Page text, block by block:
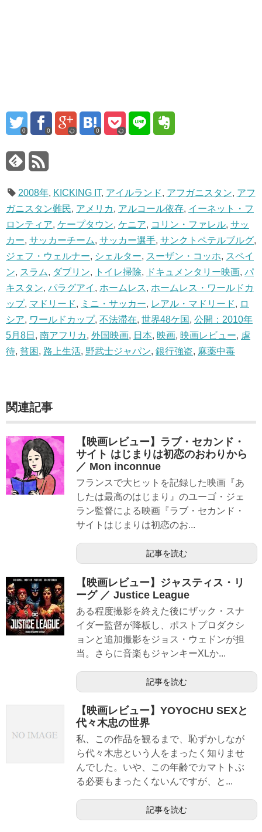
0 0 0
2008年, KICKING IT, アイルランド, アフガニスタン, アフ
ガニスタン難民, アメリカ, アルコール依存, イーネット・フ
ロンティア, ケープタウン, ケニア, コリン・ファレル, サッ
カー, サッカーチーム, サッカー選手, サンクトペテルブルグ,
ジェフ・ウェルナー, シェルター, スーザン・コッホ, スペイ
ン, スラム, ダブリン, トイレ掃除, ドキュメンタリー映画, パ
キスタン, パラグアイ , ホームレス, ホームレス・ワールドカ
ップ, マドリード, ミニ・サッカー, レアル・マドリード, ロ
シア, ワールドカップ, 不法滞在, 世界48ケ国 , 公開：2010年
5月8日 , 南アフリカ, 外国映画, 日本, 映画, 映画レビュー, 虐
待, 貧困 , 路上生活, 野武士ジャパン, 銀行強盗, 麻薬中毒
関連記事
【映画レビュー】ラブ・セカンド・
サイト はじまりは初恋のおわりから
／ Mon inconnue
フランスで大ヒットを記録した映画『あ
したは最高のはじまり』のユーゴ・ジェ
ラン監督による映画『ラブ・セカンド・
サイトはじまりは初恋のお...
記事を読む
【映画レビュー】ジャスティス・リ
ーグ ／ Justice League
ある程度撮影を終えた後にザック・スナ
イダー監督が降板し、ポストプロダクシ
ョンと追加撮影をジョス・ウェドンが担
当。さらに音楽もジャンキーXLか...
記事を読む
【映画レビュー】YOYOCHU SEXと
代々木忠の世界
私、この作品を観るまで、恥ずかしなが
ら代々木忠という人をまったく知りませ
んでした。いや、この年齢でカマトトぶ
る必要もまったくないんですが、と...
記事を読む